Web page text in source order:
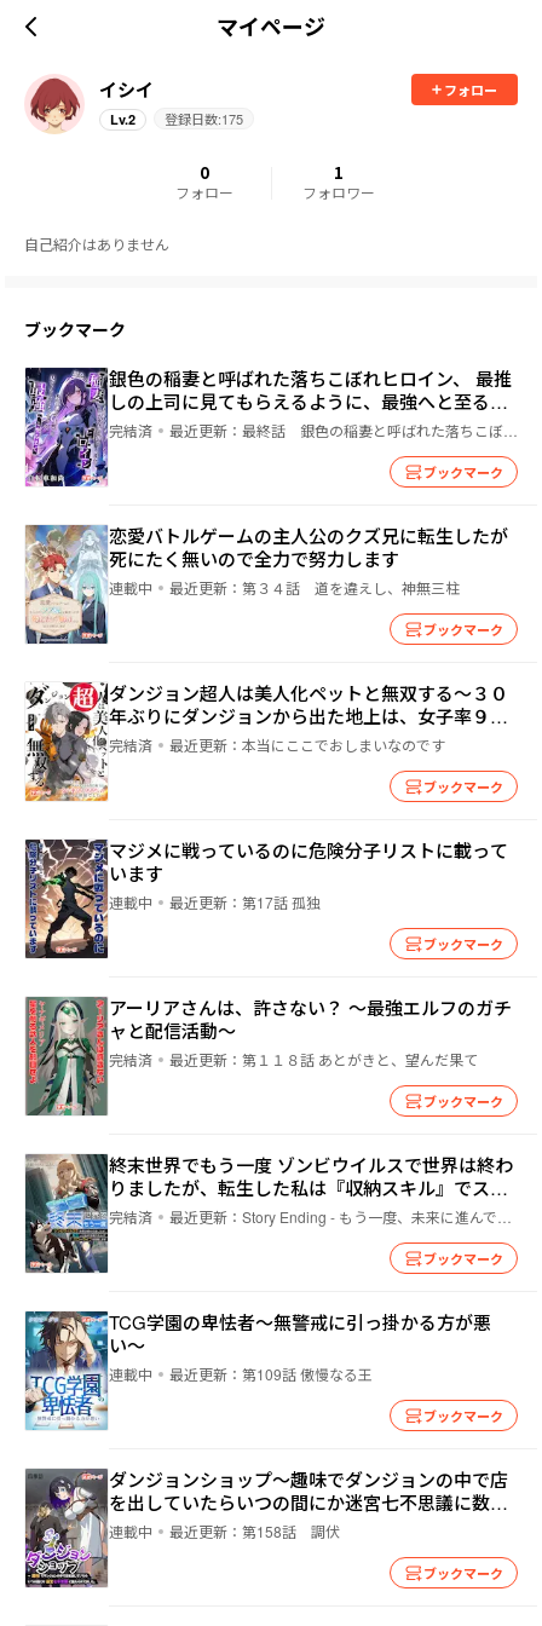
マイページ
イシイ
フォロー
Lv.2 登録日数:175
0
フォロー
1
フォロワー
自己紹介はありません
ブックマーク
銀色の稲妻と呼ばれた落ちこぼれヒロイン、 最推
しの上司に見てもらえるように、最強へと至るま
で
完結済 最近更新： 最終話 銀色の稲妻と呼ばれた落ちこぼれヒロイン、 最推しの上司に見てもらえるように、最強へと至るまで
ブックマーク
恋愛バトルゲームの主人公のクズ兄に転生したが
死にたく無いので全力で努力します
連載中 最近更新： 第３４話 道を違えし、神無三柱
ブックマーク
ダンジョン超人は美人化ペットと無双する〜３０
年ぶりにダンジョンから出た地上は、女子率９
９．９９９％のハーレム世界でした〜
完結済 最近更新： 本当にここでおしまいなのです
ブックマーク
マジメに戦っているのに危険分子リストに載って
います
連載中 最近更新： 第17話 孤独
ブックマーク
アーリアさんは、許さない？ ～最強エルフのガチ
ャと配信活動～
完結済 最近更新： 第１１８話 あとがきと、望んだ果て
ブックマーク
終末世界でもう一度 ゾンビウイルスで世界は終わ
りましたが、転生した私は『収納スキル』でスロ
ーライフを目指します
完結済 最近更新： Story Ending - もう一度、未来に進んでみよう
ブックマーク
TCG学園の卑怯者〜無警戒に引っ掛かる方が悪
い〜
連載中 最近更新： 第109話 傲慢なる王
ブックマーク
ダンジョンショップ～趣味でダンジョンの中で店
を出していたらいつの間にか迷宮七不思議に数え
られてました。
連載中 最近更新： 第158話 調伏
ブックマーク